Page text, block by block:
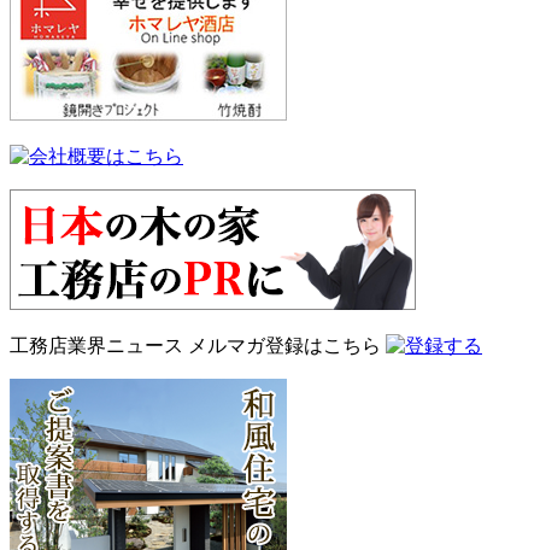
工務店業界ニュース メルマガ登録はこちら